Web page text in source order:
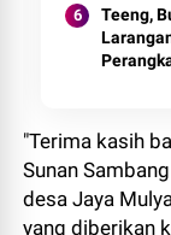
Teeng,
"Terima kasih
Sunan
desa Jaya
yang diberikan